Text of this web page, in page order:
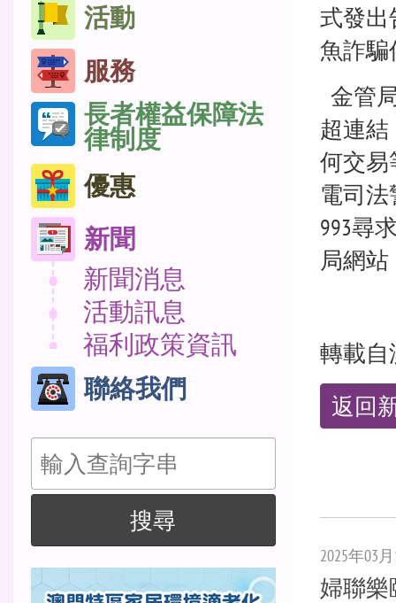
活動
服務
長者權益保障法
律制度
優惠
新聞
新聞消息
活動訊息
福利政策資訊
聯絡我們
搜
尋
搜尋
式發
魚詐騙
金管
超連
何交易
電司法
993尋
局網站
轉載自
返回
2025年03
婦聯